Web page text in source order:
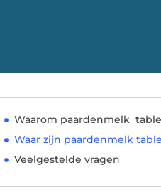
Waarom paardenmelk
Waar zijn paardenmelk
Veelgestelde vragen